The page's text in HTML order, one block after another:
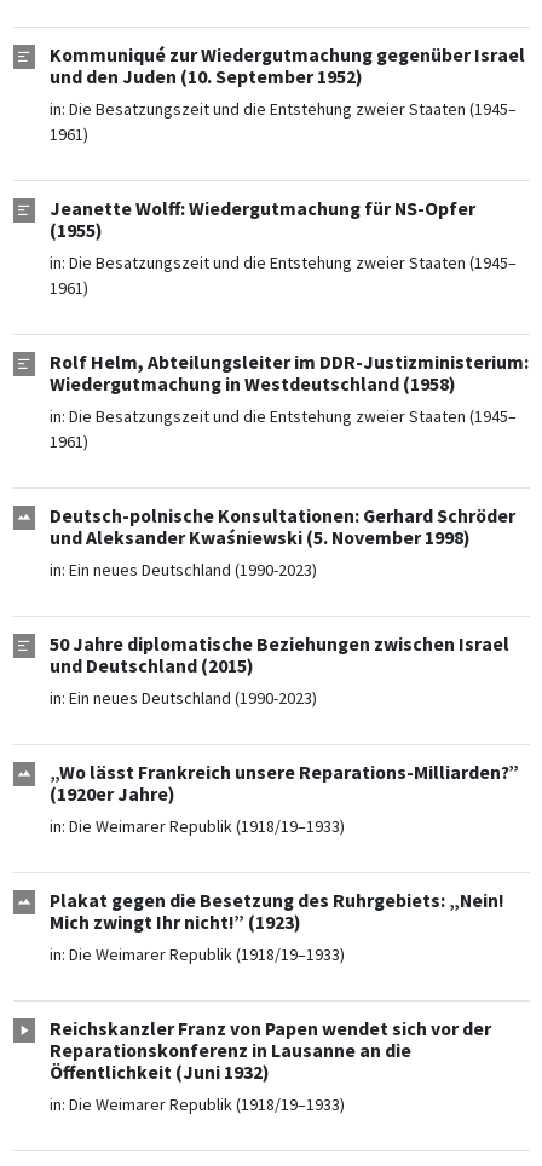
Kommuniqué zur Wiedergutmachung gegenüber Israel
und den Juden (10. September 1952)
in: Die Besatzungszeit und die Entstehung zweier Staaten (1945–
1961)
Jeanette Wolff: Wiedergutmachung für NS-Opfer
(1955)
in: Die Besatzungszeit und die Entstehung zweier Staaten (1945–
1961)
Rolf Helm, Abteilungsleiter im DDR-Justizministerium:
Wiedergutmachung in Westdeutschland (1958)
in: Die Besatzungszeit und die Entstehung zweier Staaten (1945–
1961)
Deutsch-polnische Konsultationen: Gerhard Schröder
und Aleksander Kwaśniewski (5. November 1998)
in: Ein neues Deutschland (1990-2023)
50 Jahre diplomatische Beziehungen zwischen Israel
und Deutschland (2015)
in: Ein neues Deutschland (1990-2023)
„Wo lässt Frankreich unsere Reparations-Milliarden?”
(1920er Jahre)
in: Die Weimarer Republik (1918/19–1933)
Plakat gegen die Besetzung des Ruhrgebiets: „Nein!
Mich zwingt Ihr nicht!” (1923)
in: Die Weimarer Republik (1918/19–1933)
Reichskanzler Franz von Papen wendet sich vor der
Reparationskonferenz in Lausanne an die
Öffentlichkeit (Juni 1932)
in: Die Weimarer Republik (1918/19–1933)